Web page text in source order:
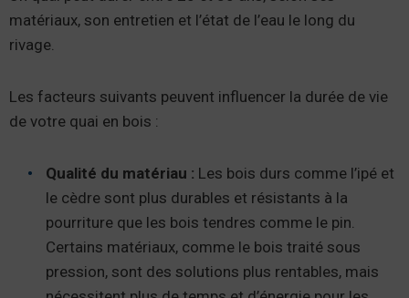
matériaux, son entretien et l’état de l’eau le long du
rivage.
Les facteurs suivants peuvent influencer la durée de vie
de votre quai en bois :
Qualité du matériau : Les bois durs comme l’ipé et
le cèdre sont plus durables et résistants à la
pourriture que les bois tendres comme le pin.
Certains matériaux, comme le bois traité sous
pression, sont des solutions plus rentables, mais